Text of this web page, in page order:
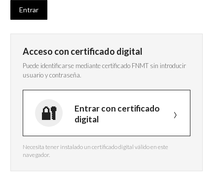
Acceso con certificado digital
Puede identificarse mediante certificado FNMT sin introducir
usuario y contraseña.
Entrar con certificado
digital
Necesita tener instalado un certificado digital válido en este
navegador.